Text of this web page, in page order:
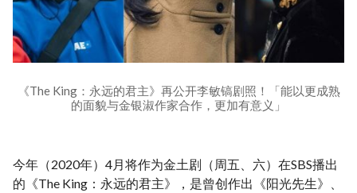
《The King：永远的君主》再公开李敏镐剧照！「能以更成熟
的面貌与金银淑作家合作，更加有意义」
今年（2020年）4月将作为金土剧（周五、六）在SBS播出
的《The King：永远的君主》，是曾创作出《阳光先生》、